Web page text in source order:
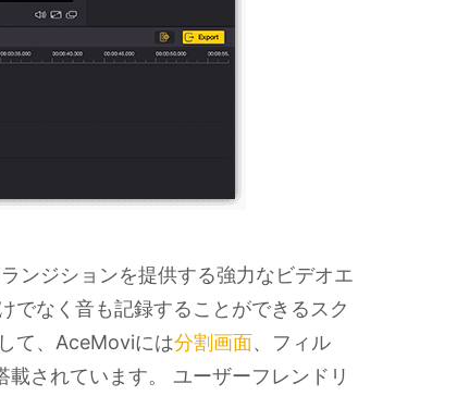
ンジションを提供する強力なビデオエ
でなく音も記録することができるスク
て、AceMoviには分割画面、フィル
されています。 ユーザーフレンドリ